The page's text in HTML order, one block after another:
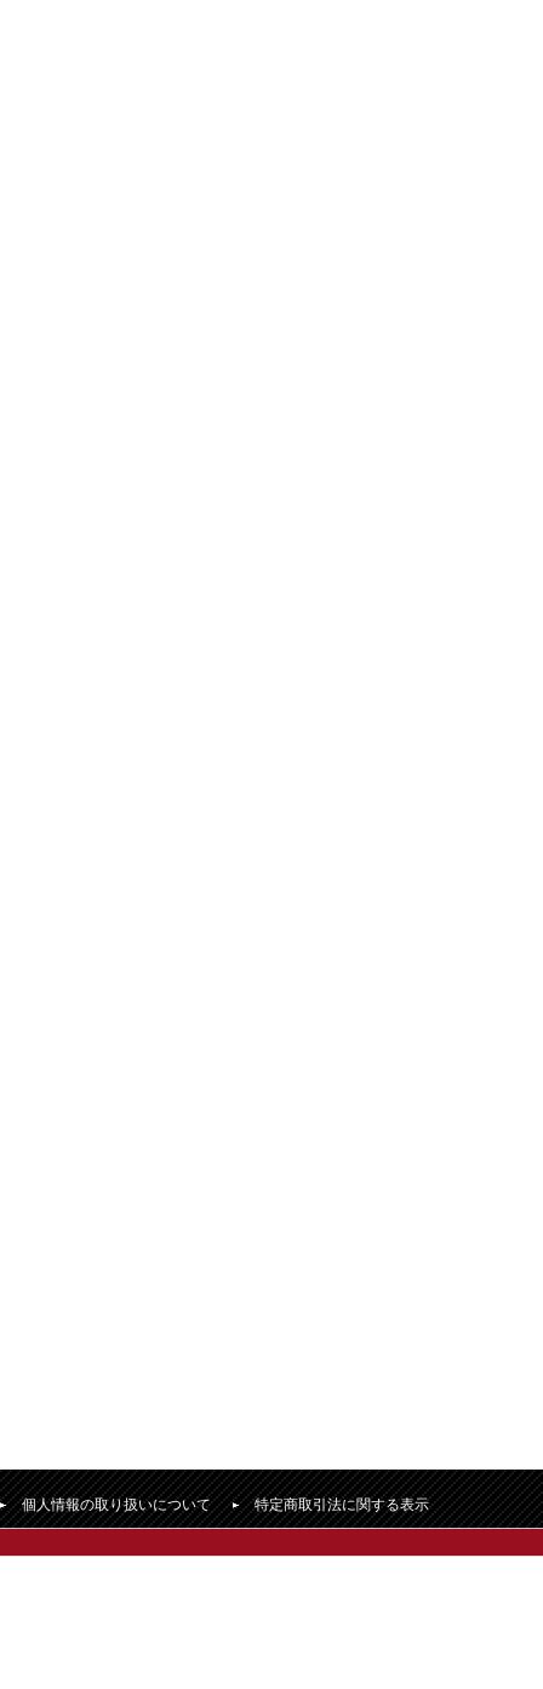
個人情報の取り扱いについて 特定商取引法に関する表示